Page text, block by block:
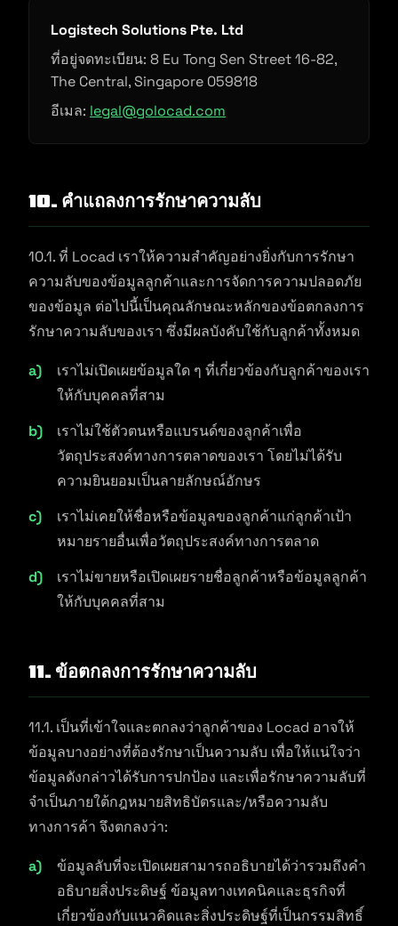
Logistech Solutions Pte. Ltd
ที่อยู่จดทะเบียน: 8 Eu Tong Sen Street 16-82,
The Central, Singapore 059818
อีเมล: legal@golocad.com
10. คำแถลงการรักษาความลับ
10.1. ที่ Locad เราให้ความสำคัญอย่างยิ่งกับการรักษา
ความลับของข้อมูลลูกค้าและการจัดการความปลอดภัย
ของข้อมูล ต่อไปนี้เป็นคุณลักษณะหลักของข้อตกลงการ
รักษาความลับของเรา ซึ่งมีผลบังคับใช้กับลูกค้าทั้งหมด
เราไม่เปิดเผยข้อมูลใด ๆ ที่เกี่ยวข้องกับลูกค้าของเรา
ให้กับบุคคลที่สาม
เราไม่ใช้ตัวตนหรือแบรนด์ของลูกค้าเพื่อ
วัตถุประสงค์ทางการตลาดของเรา โดยไม่ได้รับ
ความยินยอมเป็นลายลักษณ์อักษร
เราไม่เคยให้ชื่อหรือข้อมูลของลูกค้าแก่ลูกค้าเป้า
หมายรายอื่นเพื่อวัตถุประสงค์ทางการตลาด
เราไม่ขายหรือเปิดเผยรายชื่อลูกค้าหรือข้อมูลลูกค้า
ให้กับบุคคลที่สาม
11. ข้อตกลงการรักษาความลับ
11.1. เป็นที่เข้าใจและตกลงว่าลูกค้าของ Locad อาจให้
ข้อมูลบางอย่างที่ต้องรักษาเป็นความลับ เพื่อให้แน่ใจว่า
ข้อมูลดังกล่าวได้รับการปกป้อง และเพื่อรักษาความลับที่
จำเป็นภายใต้กฎหมายสิทธิบัตรและ/หรือความลับ
ทางการค้า จึงตกลงว่า:
ข้อมูลลับที่จะเปิดเผยสามารถอธิบายได้ว่ารวมถึงคำ
อธิบายสิ่งประดิษฐ์ ข้อมูลทางเทคนิคและธุรกิจที่
เกี่ยวข้องกับแนวคิดและสิ่งประดิษฐ์ที่เป็นกรรมสิทธิ์